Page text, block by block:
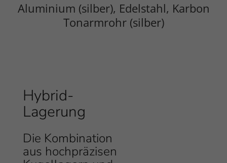
Aluminium (silber), Edelstahl, Karbon
Tonarmrohr (silber)
InhaltHybrid-
Lagerung
Die Kombination
aus hochpräzisen